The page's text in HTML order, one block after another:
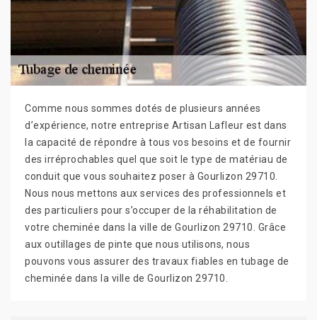
Comme nous sommes dotés de plusieurs années
d’expérience, notre entreprise Artisan Lafleur est dans
la capacité de répondre à tous vos besoins et de fournir
des irréprochables quel que soit le type de matériau de
conduit que vous souhaitez poser à Gourlizon 29710.
Nous nous mettons aux services des professionnels et
des particuliers pour s’occuper de la réhabilitation de
votre cheminée dans la ville de Gourlizon 29710. Grâce
aux outillages de pinte que nous utilisons, nous
pouvons vous assurer des travaux fiables en tubage de
cheminée dans la ville de Gourlizon 29710.